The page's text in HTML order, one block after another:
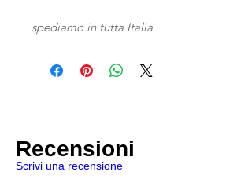
spediamo in tutta Italia
Recensioni
Scrivi una recensione